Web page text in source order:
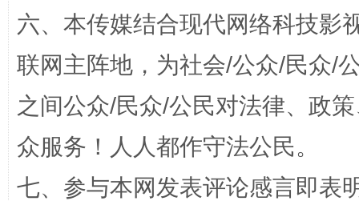
一颗心始终滚烫
六、本传媒结合现代网络科技影
联网主阵地，为社会/公众/民众/
之间公众/民众/公民对法律、政
众服务！人人都作守法公民。
七、参与本网发表评论感言即表